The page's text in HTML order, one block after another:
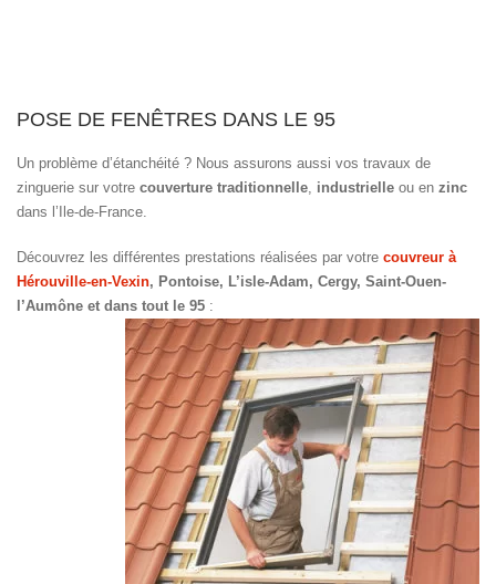
POSE DE FENÊTRES DANS LE 95
Un problème d’étanchéité ? Nous assurons aussi vos travaux de
zinguerie sur votre couverture traditionnelle industrielle ou en zinc
dans l’Ile-de-France.
Découvrez les différentes prestations réalisées par votre couvreur à
Hérouville-en-Vexin, Pontoise, L’isle-Adam, Cergy, Saint-Ouen-
l’Aumône et dans tout le 95 :